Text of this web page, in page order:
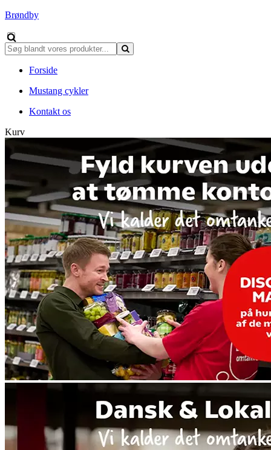
Brøndby
Forside
Mustang cykler
Kontakt os
Kurv